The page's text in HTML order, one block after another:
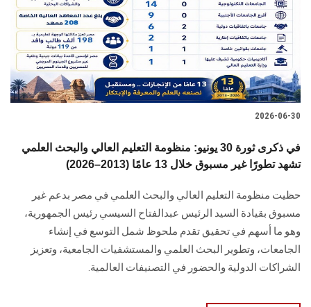
2026-06-30
في ذكرى ثورة 30 يونيو: منظومة التعليم العالي والبحث العلمي
تشهد تطورًا غير مسبوق خلال 13 عامًا (2013–2026)
حظيت منظومة التعليم العالي والبحث العلمي في مصر بدعم غير
مسبوق بقيادة السيد الرئيس عبدالفتاح السيسي رئيس الجمهورية،
وهو ما أسهم في تحقيق تقدم ملحوظ شمل التوسع في إنشاء
الجامعات، وتطوير البحث العلمي والمستشفيات الجامعية، وتعزيز
الشراكات الدولية والحضور في التصنيفات العالمية.